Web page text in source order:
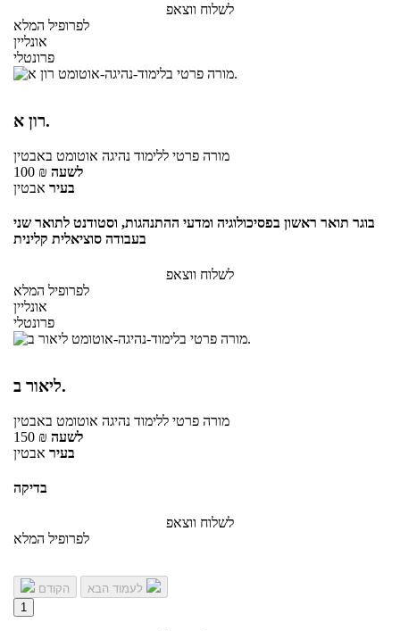
לשלוח ווצאפ
לפרופיל המלא
אונליין
פרונטלי
רון א.
מורה פרטי ללימוד נהיגה אוטומט באבטין
100 ₪ לשעה
בעיר אבטין
בוגר תואר ראשון בפסיכולוגיה ומדעי ההתנהגות, וסטודנט לתואר שני
בעבודה סוציאלית קלינית
לשלוח ווצאפ
לפרופיל המלא
אונליין
פרונטלי
ליאור ב.
מורה פרטי ללימוד נהיגה אוטומט באבטין
150 ₪ לשעה
בעיר אבטין
בדיקה
לשלוח ווצאפ
לפרופיל המלא
הקודם
1